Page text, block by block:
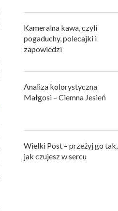
Kameralna kawa, czyli
pogaduchy, polecajki i
zapowiedzi
Analiza kolorystyczna
Małgosi – Ciemna Jesień
Wielki Post – przeżyj go tak,
jak czujesz w sercu